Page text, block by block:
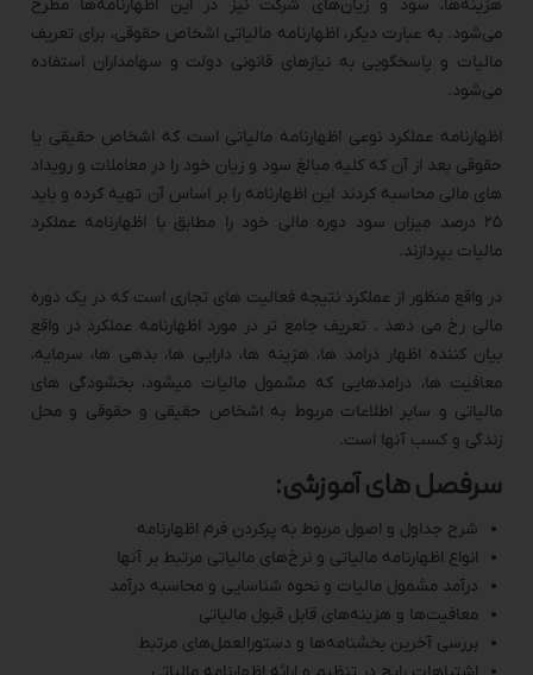
هزینه‌ها، سود و زیان‌های شرکت نیز در این اظهارنامه‌ها مطرح
می‌شود. به عبارت دیگر، اظهارنامه مالیاتی اشخاص حقوقی، برای تعریف
مالیات و پاسخگویی به نیازهای قانونی دولت و سهامداران استفاده
می‌شود.
اظهارنامه عملکرد نوعی اظهارنامه مالیاتی است که اشخاص حقیقی یا
حقوقی بعد از آن که کلیه مبالغ سود و زیان خود را در معاملات و رویداد
های مالی محاسبه کردند این اظهارنامه را بر اساس آن تهیه کرده و باید
۲۵ درصد میزان سود دوره مالی خود را مطابق با اظهارنامه عملکرد
مالیات بپردازند.
در واقع منظور از عملکرد نتیجه فعالیت های تجاری است که در یک دوره
مالی رخ می دهد . تعریف جامع تر در مورد اظهارنامه عملکرد در واقع
بیان کننده اظهار درامد ها، هزینه ها، دارایی ها، بدهی ها، سرمایه،
معافیت ها، درامدهایی که مشمول مالیات میشود، بخشودگی های
مالیاتی و سایر اطلاعات مربوط به اشخاص حقیقی و حقوقی و محل
زندگی و کسب آنها است.
سرفصل های آموزشی:
شرح جداول و اصول مربوط به پرکردن فرم اظهارنامه
انواع اظهارنامه مالیاتی و نرخ‌های مالیاتی مرتبط بر آنها
درآمد مشمول مالیات و نحوه شناسایی و محاسبه درآمد
معافیت‌ها و هزینه‌های قابل قبول مالیاتی
بررسی آخرین بخشنامه‌ها و دستورالعمل‌های مرتبط